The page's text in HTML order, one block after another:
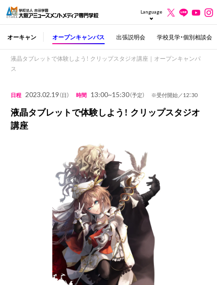
Language
オーキャン オープンキャンパス 出張説明会 学校見学・個別相談会
液晶タブレットで体験しよう！ クリップスタジオ講座｜オープンキャンパ
ス
日程 2023.02.19（日） 時間 13:00~15:30（予定） ※受付開始／12：30
液晶タブレットで体験しよう！ クリップスタジオ
講座